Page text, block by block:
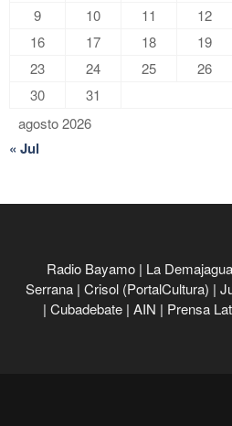
agosto 2026
9
10 11 12
16
17 18 19
23
24 25 26
30
31
« Jul
Radio Bayamo | La Demajagua
Serrana | Crisol (PortalCultura) |
| Cubadebate | AIN | Prensa